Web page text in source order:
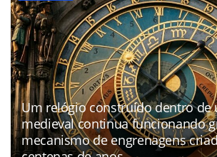
Um relógio construído dentro de
medieval continua funcionando
mecanismo de engrenagens